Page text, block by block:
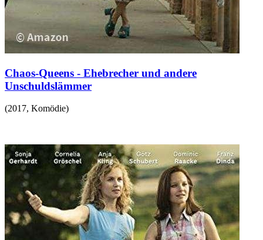
Chaos-Queens - Ehebrecher und andere
Unschuldslämmer
(2017, Komödie)